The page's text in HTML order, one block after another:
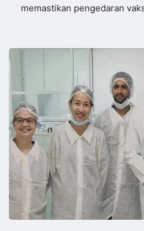
memastikan pengedaran